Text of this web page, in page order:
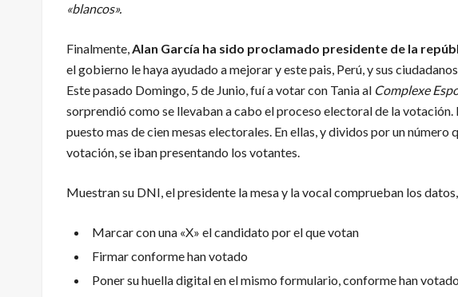
«blancos».
Finalmente,Alan García ha sido proclamado presidente de la
el gobierno le haya ayudado a mejorar y este pais, Perú, y sus
Este pasado Domingo, 5 de Junio, fuí a votar con Tania al Complexe
sorprendió como se llevaban a cabo el proceso electoral de la votación.
puesto mas de cien mesas electorales. En ellas, y dividos por un
votación, se iban presentando los votantes.
Muestran su DNI, el presidente la mesa y la vocal comprueban los
Marcar con una «X» el candidato por el que votan
Firmar conforme han votado
Poner su huella digital en el mismo formulario, conforme han votado